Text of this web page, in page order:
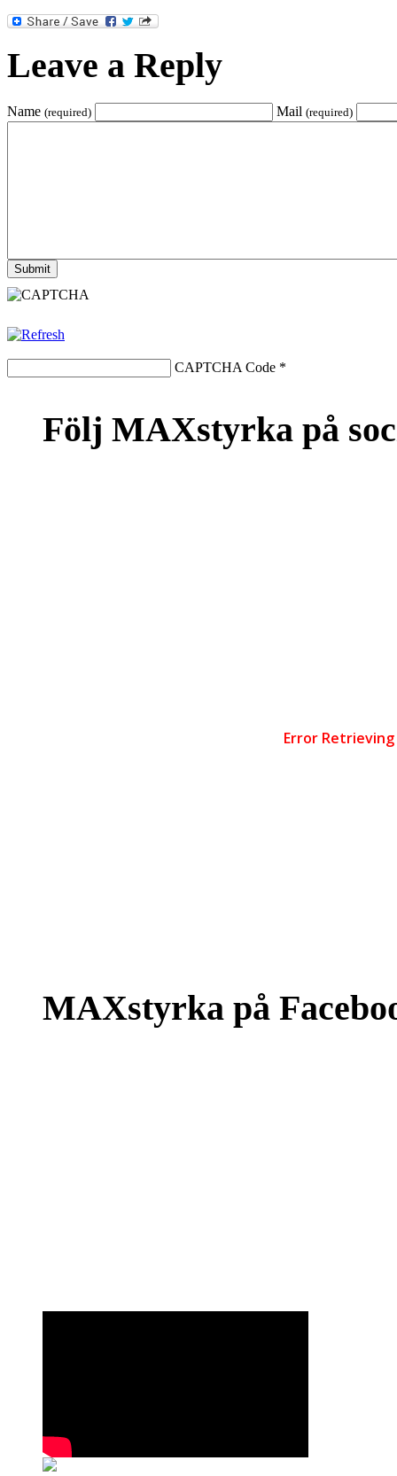
Leave a Reply
Name (required) Mail (required)
CAPTCHA Code *
Följ MAXstyrka på
MAXstyrka på